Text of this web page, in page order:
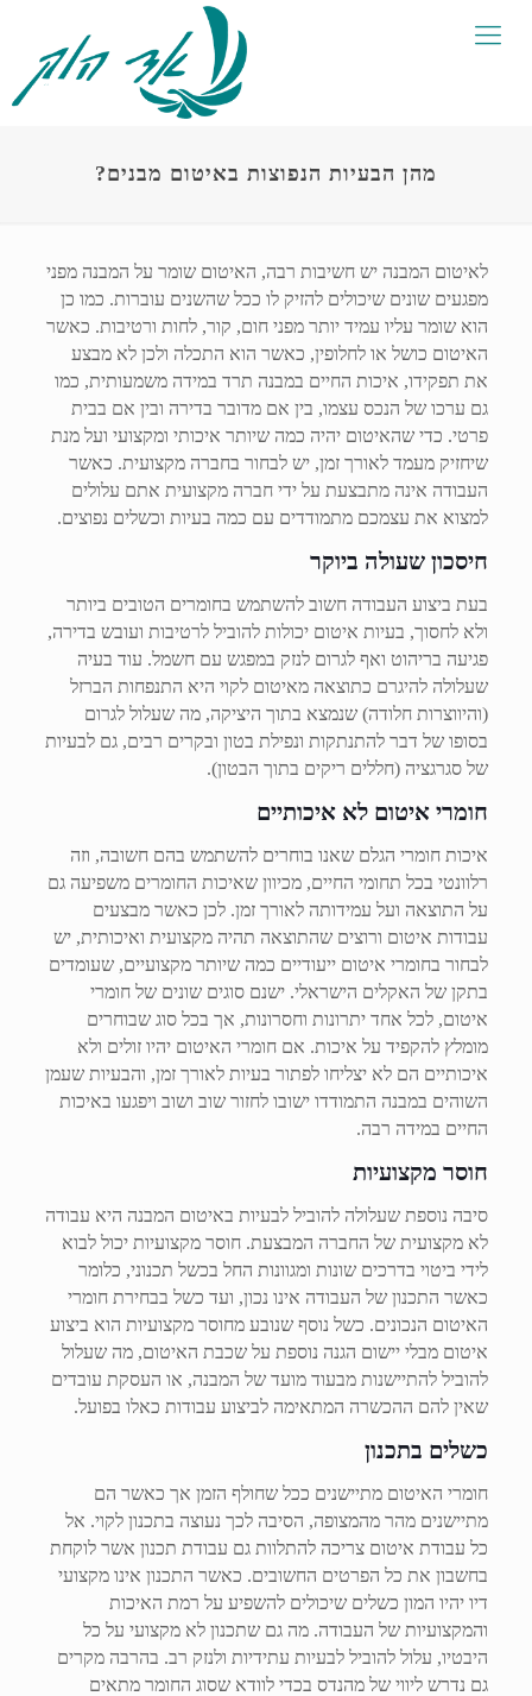
מהן הבעיות הנפוצות באיטום מבנים?
לאיטום המבנה יש חשיבות רבה, האיטום שומר על המבנה מפני
מפגעים שונים שיכולים להזיק לו ככל שהשנים עוברות. כמו כן
הוא שומר עליו עמיד יותר מפני חום, קור, לחות ורטיבות. כאשר
האיטום כושל או לחלופין, כאשר הוא התכלה ולכן לא מבצע
את תפקידו, איכות החיים במבנה תרד במידה משמעותית, כמו
גם ערכו של הנכס עצמו, בין אם מדובר בדירה ובין אם בבית
פרטי. כדי שהאיטום יהיה כמה שיותר איכותי ומקצועי ועל מנת
שיחזיק מעמד לאורך זמן, יש לבחור בחברה מקצועית. כאשר
העבודה אינה מתבצעת על ידי חברה מקצועית אתם עלולים
למצוא את עצמכם מתמודדים עם כמה בעיות וכשלים נפוצים.
חיסכון שעולה ביוקר
בעת ביצוע העבודה חשוב להשתמש בחומרים הטובים ביותר
ולא לחסוך, בעיות איטום יכולות להוביל לרטיבות ועובש בדירה,
פגיעה בריהוט ואף לגרום לנזק במפגש עם חשמל. עוד בעיה
שעלולה להיגרם כתוצאה מאיטום לקוי היא התנפחות הברזל
(והיווצרות חלודה) שנמצא בתוך היציקה, מה שעלול לגרום
בסופו של דבר להתנתקות ונפילת בטון ובקרים רבים, גם לבעיות
של סגרגציה (חללים ריקים בתוך הבטון).
חומרי איטום לא איכותיים
איכות חומרי הגלם שאנו בוחרים להשתמש בהם חשובה, וזה
רלוונטי בכל תחומי החיים, מכיוון שאיכות החומרים משפיעה גם
על התוצאה ועל עמידותה לאורך זמן. לכן כאשר מבצעים
עבודות איטום ורוצים שהתוצאה תהיה מקצועית ואיכותית, יש
לבחור בחומרי איטום ייעודיים כמה שיותר מקצועיים, שעומדים
בתקן של האקלים הישראלי. ישנם סוגים שונים של חומרי
איטום, לכל אחד יתרונות וחסרונות, אך בכל סוג שבוחרים
מומלץ להקפיד על איכות. אם חומרי האיטום יהיו זולים ולא
איכותיים הם לא יצליחו לפתור בעיות לאורך זמן, והבעיות שעמן
השוהים במבנה התמודדו ישובו לחזור שוב ושוב ויפגעו באיכות
החיים במידה רבה.
חוסר מקצועיות
סיבה נוספת שעלולה להוביל לבעיות באיטום המבנה היא עבודה
לא מקצועית של החברה המבצעת. חוסר מקצועיות יכול לבוא
לידי ביטוי בדרכים שונות ומגוונות החל בכשל תכנוני, כלומר
כאשר התכנון של העבודה אינו נכון, ועד כשל בבחירת חומרי
האיטום הנכונים. כשל נוסף שנובע מחוסר מקצועיות הוא ביצוע
איטום מבלי יישום הגנה נוספת על שכבת האיטום, מה שעלול
להוביל להתיישנות מבעוד מועד של המבנה, או העסקת עובדים
שאין להם ההכשרה המתאימה לביצוע עבודות כאלו בפועל.
כשלים בתכנון
חומרי האיטום מתיישנים ככל שחולף הזמן אך כאשר הם
מתיישנים מהר מהמצופה, הסיבה לכך נעוצה בתכנון לקוי. אל
כל עבודת איטום צריכה להתלוות גם עבודת תכנון אשר לוקחת
בחשבון את כל הפרטים החשובים. כאשר התכנון אינו מקצועי
דיו יהיו המון כשלים שיכולים להשפיע על רמת האיכות
והמקצועיות של העבודה. מה גם שתכנון לא מקצועי על כל
היבטיו, עלול להוביל לבעיות עתידיות ולנזק רב. בהרבה מקרים
גם נדרש ליווי של מהנדס בכדי לוודא שסוג החומר מתאים